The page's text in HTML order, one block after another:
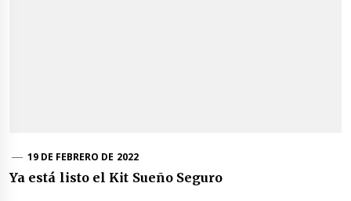
19 DE FEBRERO DE 2022
Ya está listo el Kit Sueño Seguro